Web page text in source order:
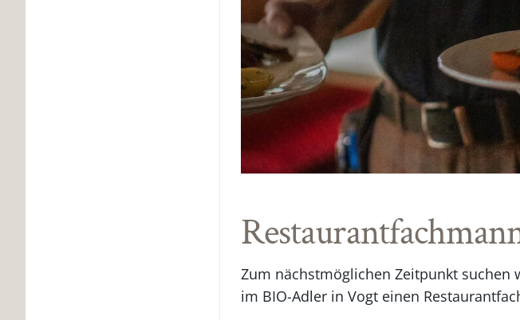
Zum nächstmöglichen Zeitpunkt suchen
im BIO-Adler in Vogt einen